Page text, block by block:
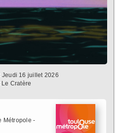
Jeudi 16 juillet 2026
Le Cratère
Métropole -